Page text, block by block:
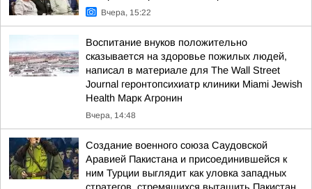
Вчера, 15:22
Воспитание внуков положительно
сказывается на здоровье пожилых людей,
написал в материале для The Wall Street
Journal геронтопсихиатр клиники Miami Jewish
Health Марк Агронин
Вчера, 14:48
Создание военного союза Саудовской
Аравией Пакистана и присоединившейся к
ним Турции выглядит как уловка западных